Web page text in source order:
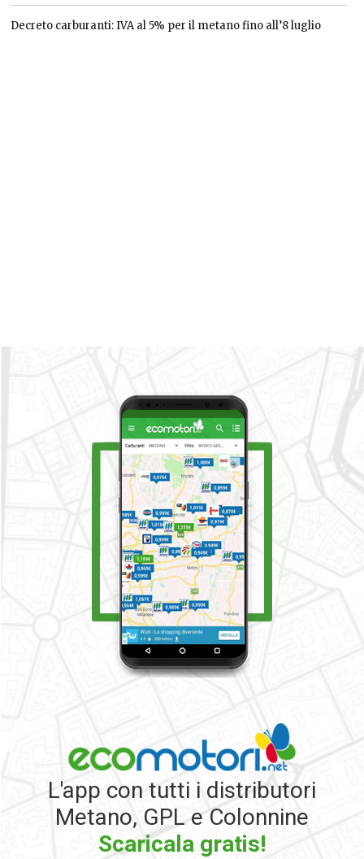
Decreto carburanti: IVA al 5% per il metano fino all’8 luglio
L'app con tutti i distributori
Metano, GPL e Colonnine
Scaricala gratis!